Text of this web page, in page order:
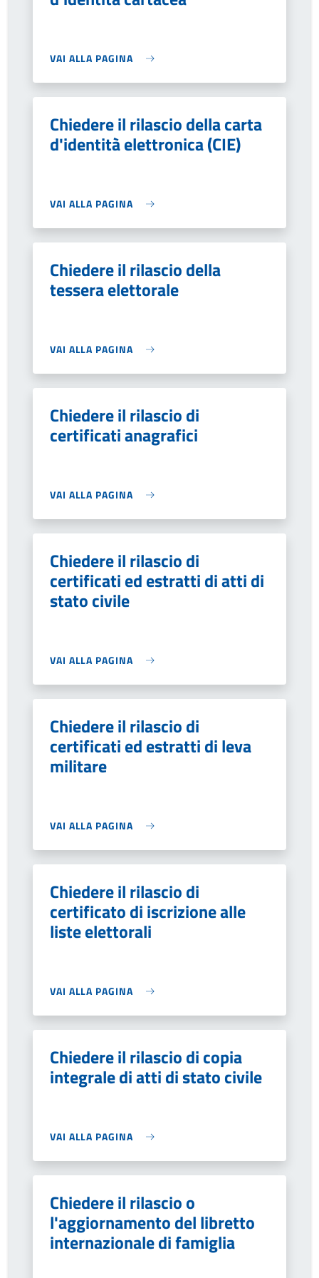
VAI ALLA PAGINA
Chiedere il rilascio della carta
d'identità elettronica (CIE)
VAI ALLA PAGINA
Chiedere il rilascio della
tessera elettorale
VAI ALLA PAGINA
Chiedere il rilascio di
certificati anagrafici
VAI ALLA PAGINA
Chiedere il rilascio di
certificati ed estratti di atti di
stato civile
VAI ALLA PAGINA
Chiedere il rilascio di
certificati ed estratti di leva
militare
VAI ALLA PAGINA
Chiedere il rilascio di
certificato di iscrizione alle
liste elettorali
VAI ALLA PAGINA
Chiedere il rilascio di copia
integrale di atti di stato civile
VAI ALLA PAGINA
Chiedere il rilascio o
l'aggiornamento del libretto
internazionale di famiglia